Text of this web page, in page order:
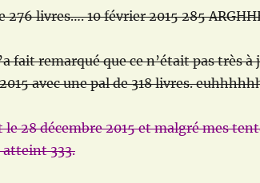
276 livres…. 10 février 2015 285
fait remarqué que ce n’était pas très
avec une pal de 318 livres.
le 28 décembre 2015 et malgré mes
atteint 333.